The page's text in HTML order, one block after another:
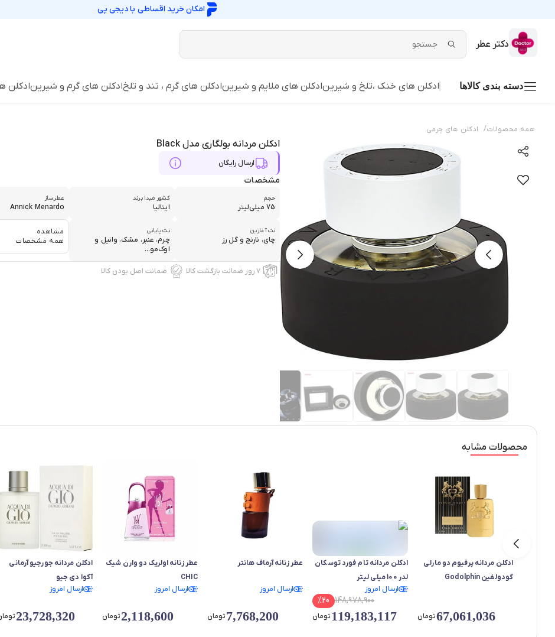
امکان خرید اقساطی بادیجی پی
دکتر عطر
دسته بندی کالاها ادکلن های خنک ،تلخ و شیرینادکلن های ملایم و شیرینادکلن های گرم ، تند و تلخادکلن های گرم و شیرینادکلن
همه محصولات/ ادکلن های چرمی
ادکلن مردانه بولگاری مدل Black
ارسال رایگان
مشخصات
حجم
75 میلی‌لیتر
کشور مبدا برند
ایتالیا
عطرساز
Annick Menardo
نت آغازین
چای، نارنج و گل رز
نت پایانی
چرم، عنبر، مشک، وانیل و
اوک‌مو...
مشاهده
همه مشخصات
۷ روز ضمانت بازگشت کالا ضمانت اصل بودن کالا
محصولات مشابه
ادکلن مردانه پرفیوم دو مارلی
گودولفین Godolphin
67,061,036تومان
ادکلن مردانه تام فورد توسکان
لدر 100 میلی لیتر
ارسال امروز
148,978,900
%20
119,183,117تومان
عطر زنانه آرماف هانتر
ارسال امروز
7,768,200تومان
عطر زنانه اولریک دو وارن شیک
CHIC
ارسال امروز
2,118,600تومان
ادکلن‌ مردانه جورجیو آرمانی
آکوا دی جیو
ارسال امروز
23,728,320